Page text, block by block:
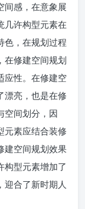
间感，在意象展
几许构型元素在
色，在规划过程
在修建空间规划
应性。在修建空
漂亮，也是在修
空间划分，因
元素应结合装修
建空间规划效果
构型元素增加了
迎合了新时期人